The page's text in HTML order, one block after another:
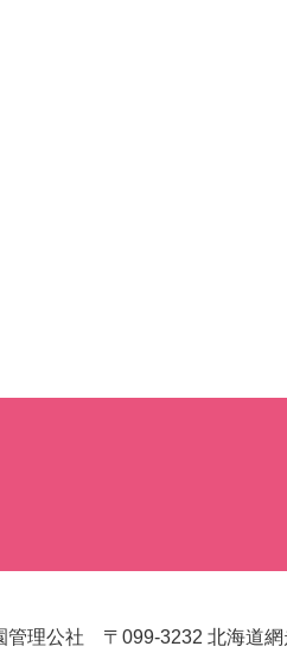
管理公社 〒099-3232 北海道